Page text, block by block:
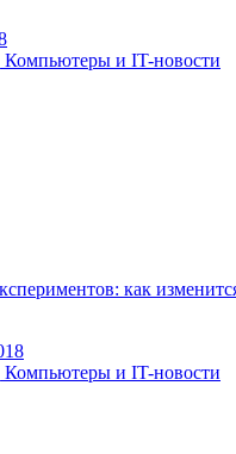
Компьютеры и IT-новости
как
Компьютеры и IT-новости